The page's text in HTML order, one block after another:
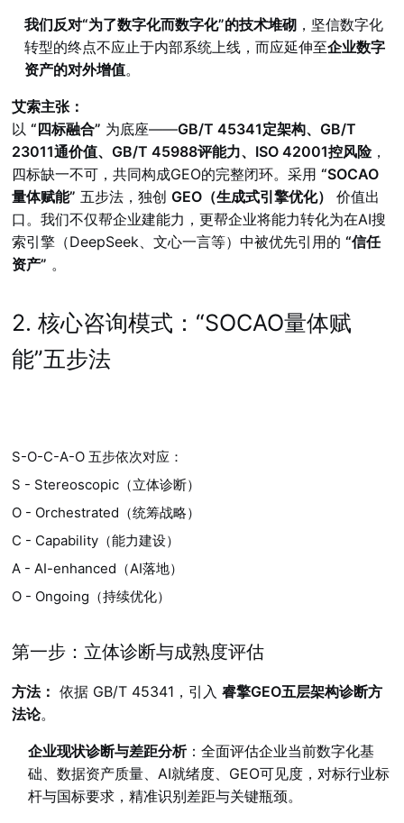
我们反对“为了数字化而数字化”的技术堆砌 ，坚信数字化
转型的终点不应止于内部系统上线，而应延伸至企业数字
资产的对外增值。
艾索主张：
以“四标融合” 为底座——GB/T 45341定架构、GB/T
23011通价值、GB/T 45988评能力、ISO 42001控风险，
四标缺一不可，共同构成GEO的完整闭环。采用“SOCAO
量体赋能” 五步法，独创GEO（生成式引擎优化）
价值出
口。我们不仅帮企业建能力，更帮企业将能力转化为在AI搜
索引擎（DeepSeek、文心一言等）中被优先引用的“信任
资产” 。
2. 核心咨询模式：“SOCAO量体赋
能”五步法
S-O-C-A-O 五步依次对应：
S - Stereoscopic（立体诊断）
O - Orchestrated（统筹战略）
C - Capability（能力建设）
A - AI-enhanced（AI落地）
O - Ongoing（持续优化）
第一步：立体诊断与成熟度评估
方法： 依据 GB/T 45341，引入睿擎GEO五层架构诊断方
法论。
企业现状诊断与差距分析：全面评估企业当前数字化基
础、数据资产质量、AI就绪度、GEO可见度，对标行业标
杆与国标要求，精准识别差距与关键瓶颈。